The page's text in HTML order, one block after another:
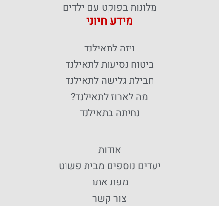
מלונות בפוקט עם ילדים
מידע חיוני
ויזה לתאילנד
ביטוח נסיעות לתאילנד
חבילת גלישה לתאילנד
מה לארוז לתאילנד?
נחיתה בתאילנד
אודות
יעדים נוספים מבית פשוט
מפת אתר
צור קשר